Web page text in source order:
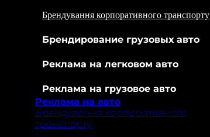
Брендування корпоративного транспорту
Брендирование грузовых авто
Реклама на легковом авто
Реклама на грузовое авто
Реклама на авто
Брендування корпоративного
транспорту